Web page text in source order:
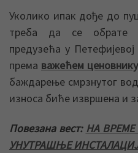
Уколико ипак дође до
треба да се обрате
предузећа у
према важећем ценовнику
баждарење смрзнутог
износа биће извршена и
Повезана вест: НА
УНУТРАШЊЕ